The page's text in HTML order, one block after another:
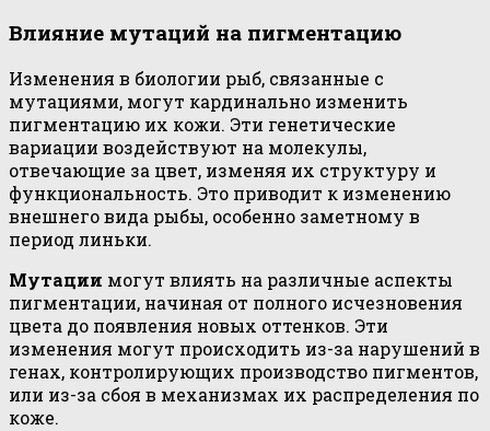
Влияние мутаций на пигментацию
Изменения в биологии рыб, связанные с
мутациями, могут кардинально изменить
пигментацию их кожи. Эти генетические
вариации воздействуют на молекулы,
отвечающие за цвет, изменяя их структуру и
функциональность. Это приводит к изменению
внешнего вида рыбы, особенно заметному в
период линьки.
Мутации могут влиять на различные аспекты
пигментации, начиная от полного исчезновения
цвета до появления новых оттенков. Эти
изменения могут происходить из-за нарушений в
генах, контролирующих производство пигментов,
или из-за сбоя в механизмах их распределения по
коже.